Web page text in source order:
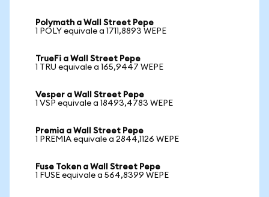
Polymath a Wall Street Pepe
1 POLY equivale a 1711,8893 WEPE
TrueFi a Wall Street Pepe
1 TRU equivale a 165,9447 WEPE
Vesper a Wall Street Pepe
1 VSP equivale a 18493,4783 WEPE
Premia a Wall Street Pepe
1 PREMIA equivale a 2844,1126 WEPE
Fuse Token a Wall Street Pepe
1 FUSE equivale a 564,8399 WEPE